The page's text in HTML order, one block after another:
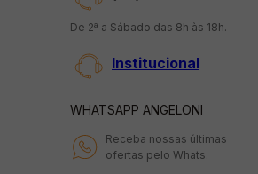
De 2ª a Sábado das 8h às 18h.
Institucional
WHATSAPP ANGELONI
Receba nossas últimas
ofertas pelo Whats.